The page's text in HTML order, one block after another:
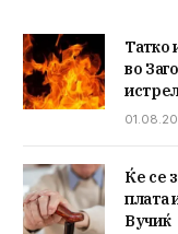
Татко
во
Ќе се
плата
Вучиќ